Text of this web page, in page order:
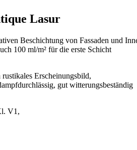
Lasur
Beschichtung von Fassaden und
100 ml/m² für die erste Schicht
Erscheinungsbild,
gut witterungsbeständig
V1,